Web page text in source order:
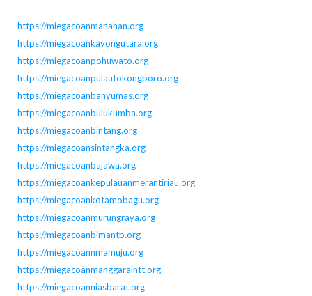
https://miegacoanmanahan.org
https://miegacoankayongutara.org
https://miegacoanpohuwato.org
https://miegacoanpulautokongboro.org
https://miegacoanbanyumas.org
https://miegacoanbulukumba.org
https://miegacoanbintang.org
https://miegacoansintangka.org
https://miegacoanbajawa.org
https://miegacoankepulauanmerantiriau.org
https://miegacoankotamobagu.org
https://miegacoanmurungraya.org
https://miegacoanbimantb.org
https://miegacoannmamuju.org
https://miegacoanmanggaraintt.org
https://miegacoanniasbarat.org